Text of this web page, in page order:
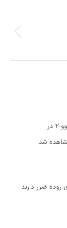
نزدیک‌ترین خویشاوند سارس-کوو-۲ در
شد
روده ضرر دارند